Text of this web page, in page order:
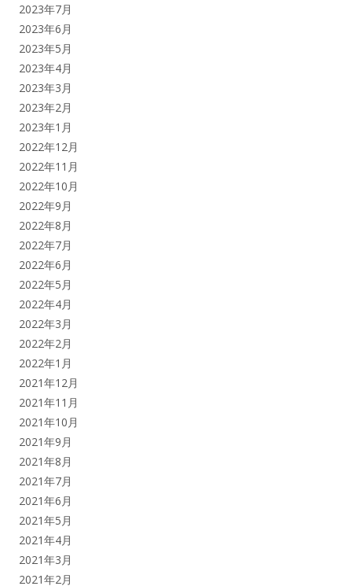
2023年7月
2023年6月
2023年5月
2023年4月
2023年3月
2023年2月
2023年1月
2022年12月
2022年11月
2022年10月
2022年9月
2022年8月
2022年7月
2022年6月
2022年5月
2022年4月
2022年3月
2022年2月
2022年1月
2021年12月
2021年11月
2021年10月
2021年9月
2021年8月
2021年7月
2021年6月
2021年5月
2021年4月
2021年3月
2021年2月